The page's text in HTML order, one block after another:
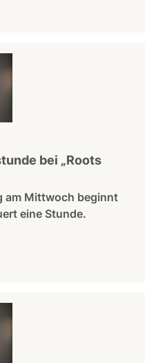
bei „Roots
am Mittwoch beginnt
eine Stunde.